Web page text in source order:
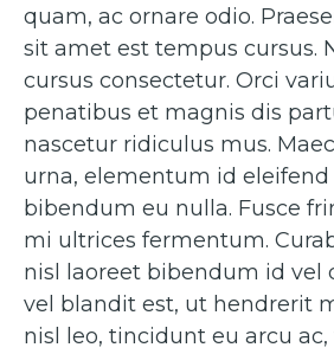
quam, ac ornare odio.
sit amet est tempus cursus.
cursus consectetur. Orci
penatibus et magnis dis
nascetur ridiculus mus.
urna, elementum id eleifend
bibendum eu nulla. Fusce
mi ultrices fermentum.
nisl laoreet bibendum id vel
vel blandit est, ut hendrerit
nisl leo, tincidunt eu arcu